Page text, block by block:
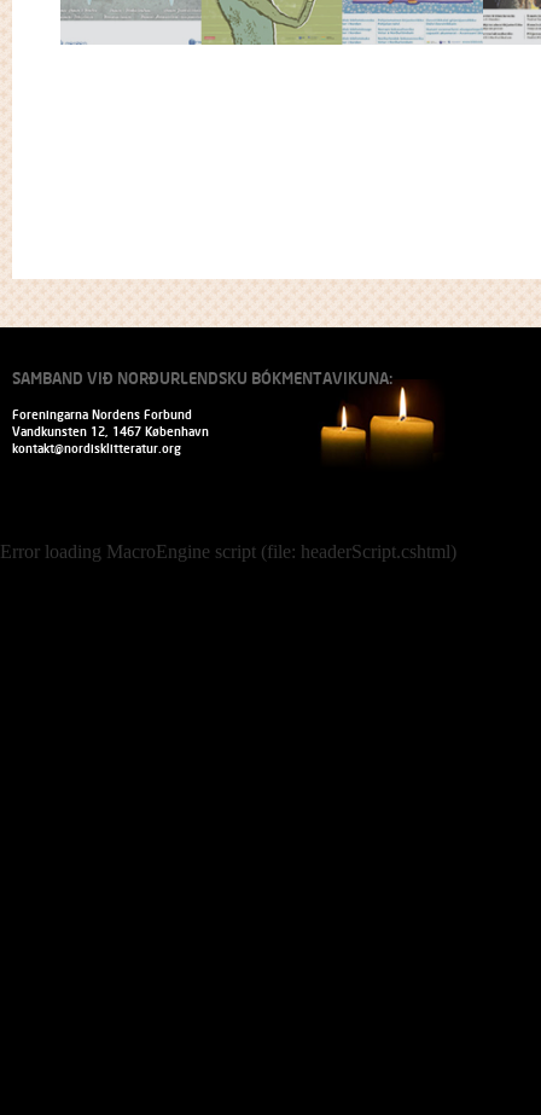
SAMBAND VIÐ NORÐURLENDSKU BÓKMENTAVIKUNA:
Foreningarna Nordens Forbund
Vandkunsten 12, 1467 København
kontakt@nordisklitteratur.org
Error loading MacroEngine script (file: headerScript.cshtml)